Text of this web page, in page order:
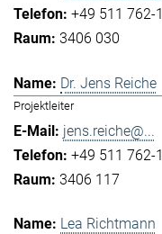
+49 511 762-
3406 030
Dr. Jens Reiche
Projektleiter
jens.reiche@...
+49 511 762-
3406 117
Lea Richtmann